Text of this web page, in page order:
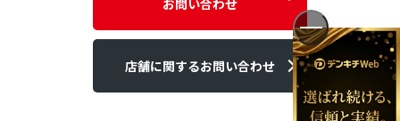
お問い合わせ
店舗に関するお問い合わせ